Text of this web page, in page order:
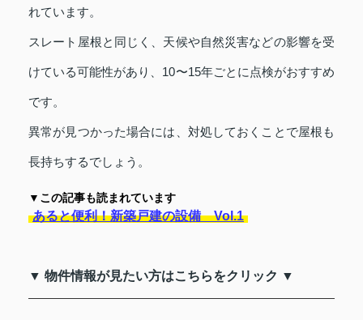
れています。
スレート屋根と同じく、天候や自然災害などの影響を受
けている可能性があり、10〜15年ごとに点検がおすすめ
です。
異常が見つかった場合には、対処しておくことで屋根も
長持ちするでしょう。
▼この記事も読まれています
あると便利！新築戸建の設備 Vol.1
▼ 物件情報が見たい方はこちらをクリック ▼